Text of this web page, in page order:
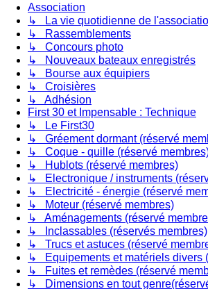
Association
↳ La vie quotidienne de
↳ Rassemblements
↳ Concours photo
↳ Nouveaux bateaux enregistrés
↳ Bourse aux équipiers
↳ Croisières
↳ Adhésion
First 30 et Impensable : Technique
↳ Le First30
↳ Gréement dormant (réservé
↳ Coque - quille (réservé
↳ Hublots (réservé membres)
↳ Electronique / instruments
↳ Electricité - énergie (réservé
↳ Moteur (réservé membres)
↳ Aménagements (réservé
↳ Inclassables (réservés membres)
↳ Trucs et astuces (réservé
↳ Equipements et matériels divers
↳ Fuites et remèdes (réservé
↳ Dimensions en tout